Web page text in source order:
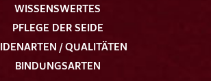
WISSENSWERTES
PFLEGE DER SEIDE
/ QUALITÄTEN
BINDUNGSARTEN